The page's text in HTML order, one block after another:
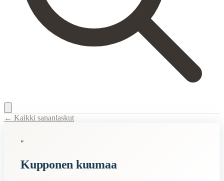
Semantic Themes
← Kaikki sananlaskut
"
Kupponen kuumaa